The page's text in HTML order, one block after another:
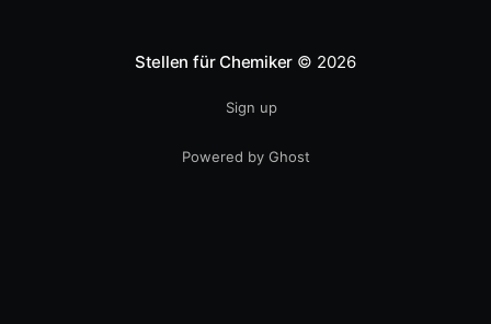
Stellen für Chemiker © 2026
Sign up
Powered by Ghost